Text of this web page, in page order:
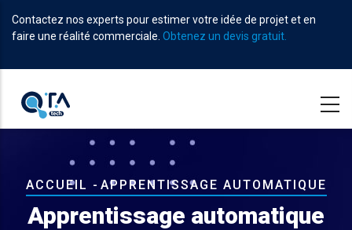
au
contenu
Contactez nos experts pour estimer votre idée de projet et en
faire une réalité commerciale. Obtenez un devis gratuit.
Fil
d'Ariane
ACCUEIL - APPRENTISSAGE AUTOMATIQUE
Apprentissage automatique